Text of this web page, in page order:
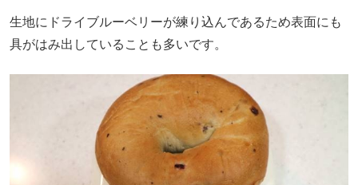
生地にドライブルーベリーが練り込んであるため表面にも
具がはみ出していることも多いです。